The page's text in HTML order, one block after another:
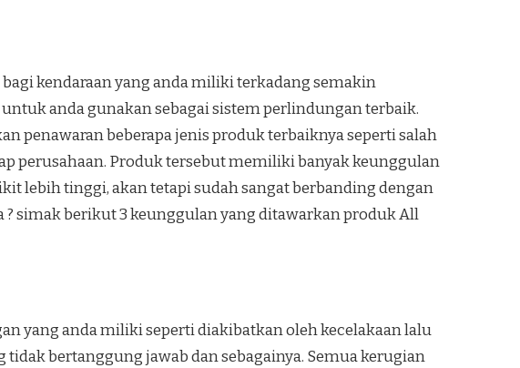
kendaraan yang anda miliki terkadang semakin
anda gunakan sebagai sistem perlindungan terbaik.
penawaran beberapa jenis produk terbaiknya seperti salah
perusahaan. Produk tersebut memiliki banyak keunggulan
lebih tinggi, akan tetapi sudah sangat berbanding dengan
simak berikut 3 keunggulan yang ditawarkan produk All
yang anda miliki seperti diakibatkan oleh kecelakaan lalu
bertanggung jawab dan sebagainya. Semua kerugian